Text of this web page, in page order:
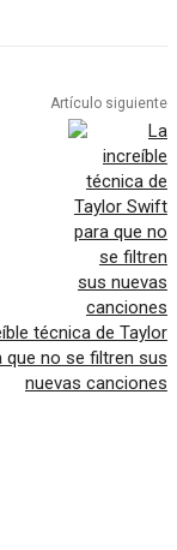
Artículo siguiente
técnica de Taylor
que no se filtren sus
nuevas canciones